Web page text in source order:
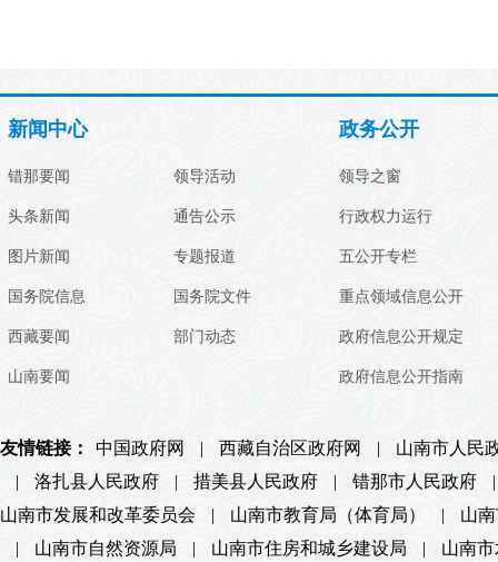
新闻中心
错那要闻
头条新闻
图片新闻
国务院信息
西藏要闻
山南要闻
领导活动
通告公示
专题报道
国务院文件
部门动态
政务公开
领导之窗
行政权力运行
五公开专栏
重点领域信息公开
政府信息公开规定
政府信息公开指南
友情链接： 中国政府网 | 西藏自治区政府网 |
山南市人民
|
洛扎县人民政府 | 措美县人民政府 | 错那市人民政府
|
山南市发展和改革委员会
| 山南市教育局（体育局） |
山
|
山南市自然资源局 | 山南市住房和城乡建设局 |
山南